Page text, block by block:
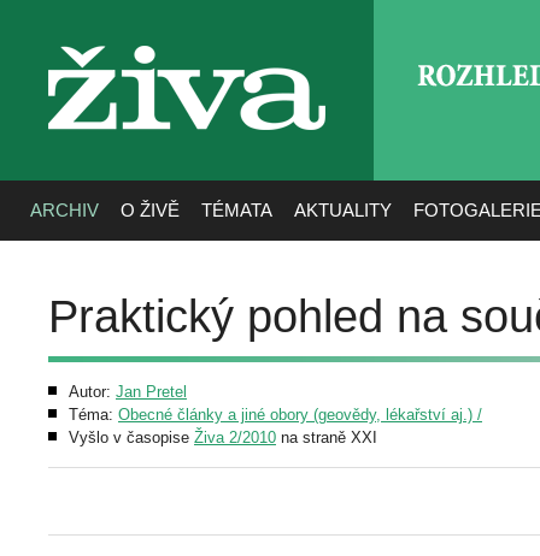
živa
ARCHIV O ŽIVĚ TÉMATA AKTUALITY
Praktický pohled na
Autor: Jan Pretel
Téma: Obecné články a jiné obory (geovědy, lékařství aj.) /
Vyšlo v časopise Živa 2/2010 na straně XXI